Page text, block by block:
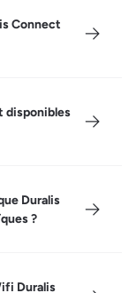
Connect
disponibles
Duralis
?
Duralis